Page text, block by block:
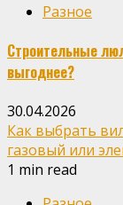
Разное
Строительные
выгоднее?
30.04.2026
Как выбрать
газовый или
1 min read